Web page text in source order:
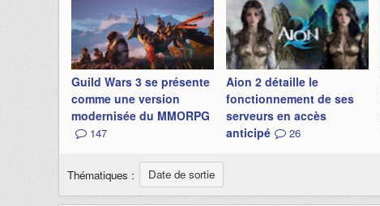
Guild Wars 3 se présente
comme une version
modernisée du MMORPG
147
Aion 2 détaille le
fonctionnement de ses
serveurs en accès
anticipé
26
Thématiques : Date de sortie